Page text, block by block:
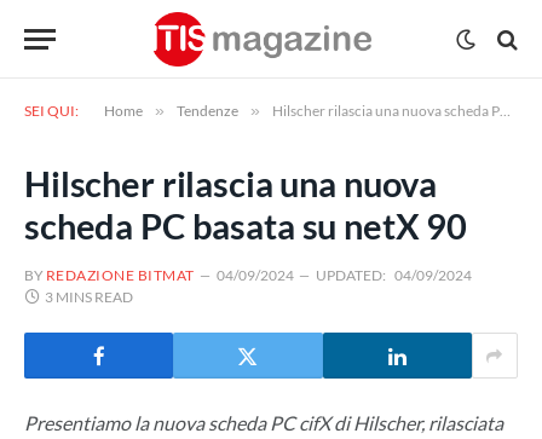
SEI QUI: Home » Tendenze » Hilscher rilascia una nuova scheda PC basata su netX 90
Hilscher rilascia una nuova
scheda PC basata su netX 90
BY REDAZIONE BITMAT 04/09/2024 UPDATED: 04/09/2024
3 MINS READ
Presentiamo la nuova scheda PC cifX di Hilscher, rilasciata